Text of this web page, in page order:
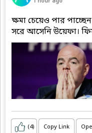
ক্ষমা চেয়েও পার
সরে আসেনি উয়েফা।
(4) Copy Link